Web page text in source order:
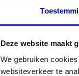
Deze website maakt
We gebruiken
websiteverkeer te